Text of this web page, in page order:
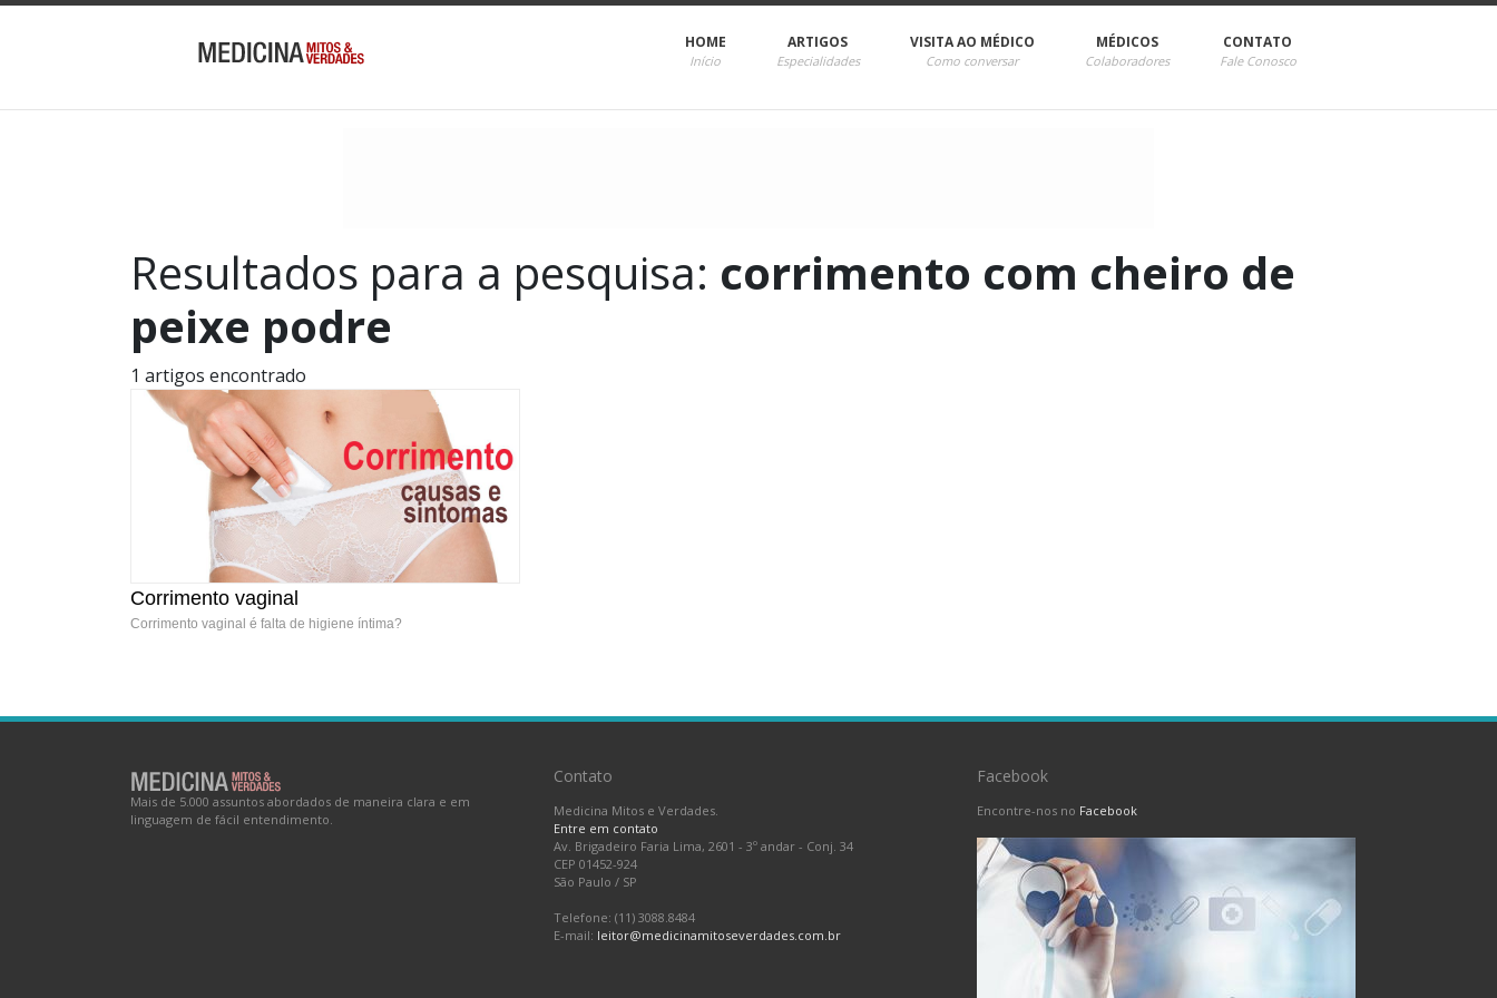
HOME
Início
ARTIGOS
Especialidades
VISITA AO MÉDICO
Como conversar
MÉDICOS
Colaboradores
CONTATO
Fale Conosco
Resultados para a pesquisa: corrimento com cheiro de
peixe podre
1 artigos encontrado
Corrimento vaginal
Corrimento vaginal é falta de higiene íntima?
Mais de 5.000 assuntos abordados de maneira clara e em
linguagem de fácil entendimento.
Contato
Medicina Mitos e Verdades.
Entre em contato
Av. Brigadeiro Faria Lima, 2601 - 3º andar - Conj. 34
CEP 01452-924
São Paulo / SP
Telefone: (11) 3088.8484
E-mail: leitor@medicinamitoseverdades.com.br
Facebook
Encontre-nos no Facebook